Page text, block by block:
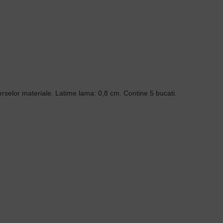
materiale. Latime lama: 0,8 cm. Contine 5 bucati.